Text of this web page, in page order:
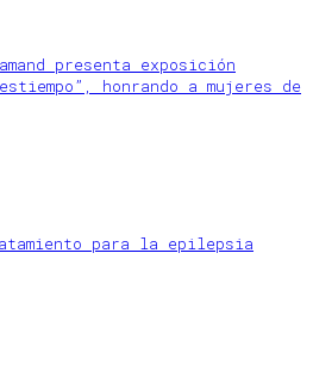
presenta exposición
honrando a mujeres de
para la epilepsia